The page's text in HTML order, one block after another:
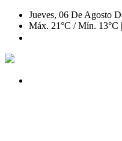
Jueves, 06 De Agosto
Máx. 21°C / Mín. 13°C